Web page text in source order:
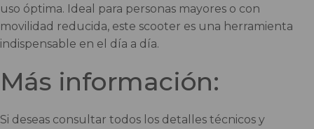
uso óptima. Ideal para personas mayores o con
movilidad reducida, este scooter es una herramienta
indispensable en el día a día.
Más información:
Si deseas consultar todos los detalles técnicos y